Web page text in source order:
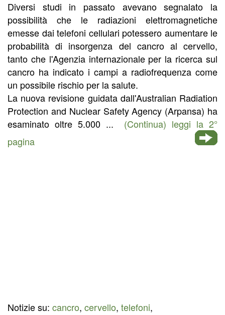
Diversi studi in passato avevano segnalato la
possibilità che le radiazioni elettromagnetiche
emesse dai telefoni cellulari potessero aumentare le
probabilità di insorgenza del cancro al cervello,
tanto che l'Agenzia internazionale per la ricerca sul
cancro ha indicato i campi a radiofrequenza come
un possibile rischio per la salute.
La nuova revisione guidata dall'Australian Radiation
Protection and Nuclear Safety Agency (Arpansa) ha
esaminato oltre 5.000 ... (Continua) leggi la 2°
pagina
Notizie su: cancro, cervello, telefoni,